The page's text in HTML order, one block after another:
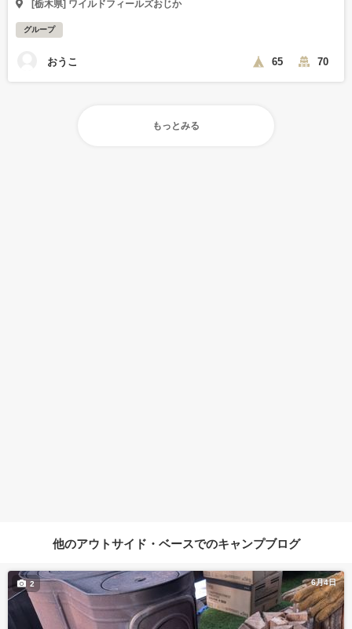
[栃木県] ワイルドフィールズおじか
グループ
おうこ 65 70
もっとみる
他のアウトサイド・ベースでのキャンプブログ
6月4日
2